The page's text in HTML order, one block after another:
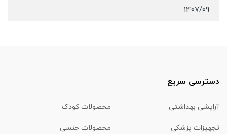
1407/09
دسترسی سریع
آرایشی بهداشتی محصولات کودک
تجهیزات پزشکی محصولات جنسی